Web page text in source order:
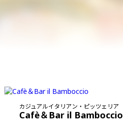
カジュアルイタリアン・ピッツェリア
Cafè＆Bar il Bamboccio